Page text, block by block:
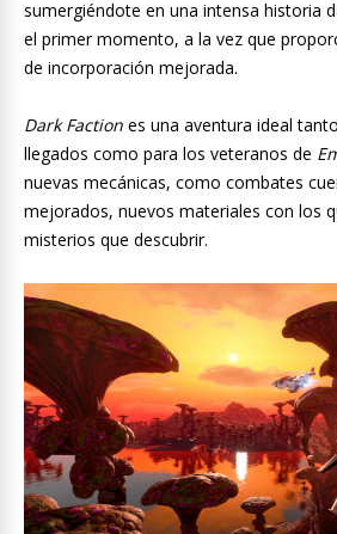
sumergiéndote en una intensa historia
el primer momento, a la vez que
de incorporación mejorada.
Dark Faction es una aventura ideal
llegados como para los veteranos de
nuevas mecánicas, como combates
mejorados, nuevos materiales con los
misterios que descubrir.